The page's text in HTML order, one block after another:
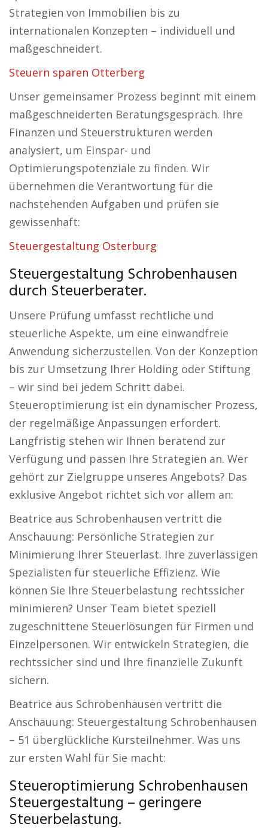
Strategien von Immobilien bis zu
internationalen Konzepten – individuell und
maßgeschneidert.
Steuern sparen Otterberg
Unser gemeinsamer Prozess beginnt mit einem
maßgeschneiderten Beratungsgespräch. Ihre
Finanzen und Steuerstrukturen werden
analysiert, um Einspar- und
Optimierungspotenziale zu finden. Wir
übernehmen die Verantwortung für die
nachstehenden Aufgaben und prüfen sie
gewissenhaft:
Steuergestaltung Osterburg
Steuergestaltung Schrobenhausen
durch Steuerberater.
Unsere Prüfung umfasst rechtliche und
steuerliche Aspekte, um eine einwandfreie
Anwendung sicherzustellen. Von der Konzeption
bis zur Umsetzung Ihrer Holding oder Stiftung
– wir sind bei jedem Schritt dabei.
Steueroptimierung ist ein dynamischer Prozess,
der regelmäßige Anpassungen erfordert.
Langfristig stehen wir Ihnen beratend zur
Verfügung und passen Ihre Strategien an. Wer
gehört zur Zielgruppe unseres Angebots? Das
exklusive Angebot richtet sich vor allem an:
Beatrice aus Schrobenhausen vertritt die
Anschauung: Persönliche Strategien zur
Minimierung Ihrer Steuerlast. Ihre zuverlässigen
Spezialisten für steuerliche Effizienz. Wie
können Sie Ihre Steuerbelastung rechtssicher
minimieren? Unser Team bietet speziell
zugeschnittene Steuerlösungen für Firmen und
Einzelpersonen. Wir entwickeln Strategien, die
rechtssicher sind und Ihre finanzielle Zukunft
sichern.
Beatrice aus Schrobenhausen vertritt die
Anschauung: Steuergestaltung Schrobenhausen
– 51 überglückliche Kursteilnehmer. Was uns
zur ersten Wahl für Sie macht:
Steueroptimierung Schrobenhausen
Steuergestaltung – geringere
Steuerbelastung.